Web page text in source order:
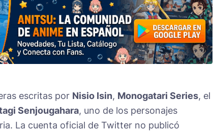
escritas por Nisio Isin, Monogatari Series, el
Senjougahara, uno de los personajes
La cuenta oficial de Twitter no publicó